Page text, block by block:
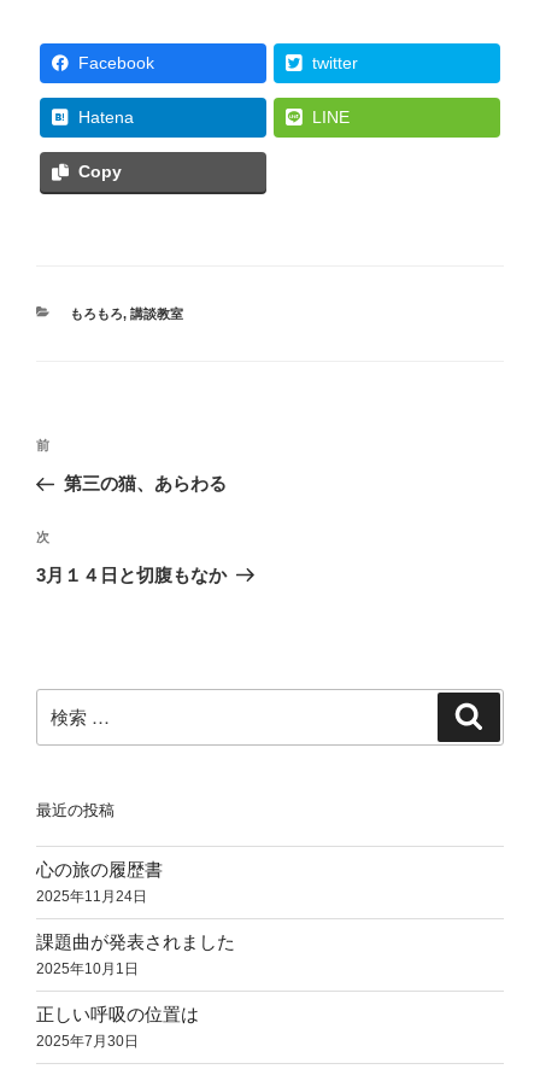
Facebook twitter
Hatena LINE
Copy
カ
もろもろ, 講談教室
投
ナ
ビ
ゲ
ン
過
去
投
稿
前
第三の猫、あらわる
次
の
次
3月１４日と切腹もなか
索:
最近の投稿
心の旅の履歴書
2025年11月24日
課題曲が発表されました
2025年10月1日
正しい呼吸の位置は
2025年7月30日